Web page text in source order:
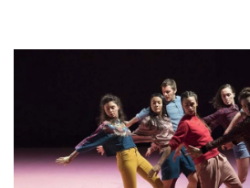
Villacoublay L’Onde - Théâtre Centre d’art